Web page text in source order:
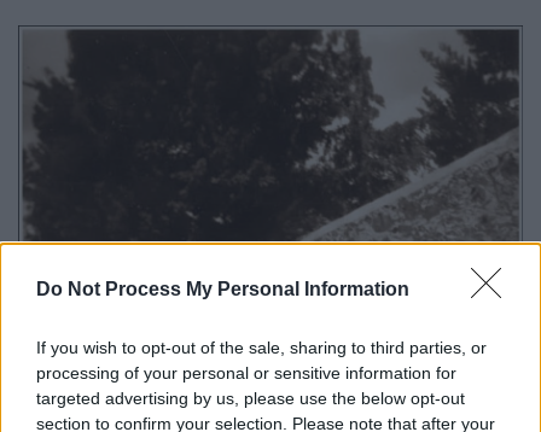
Do Not Process My Personal Information
If you wish to opt-out of the sale, sharing to third parties, or
processing of your personal or sensitive information for
targeted advertising by us, please use the below opt-out
section to confirm your selection. Please note that after your